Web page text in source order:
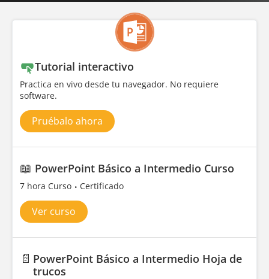
Tutorial interactivo
Practica en vivo desde tu navegador. No requiere
software.
Pruébalo ahora
📖 PowerPoint Básico a Intermedio Curso
7 hora Curso Certificado
Ver curso
📄 PowerPoint Básico a Intermedio Hoja de
trucos